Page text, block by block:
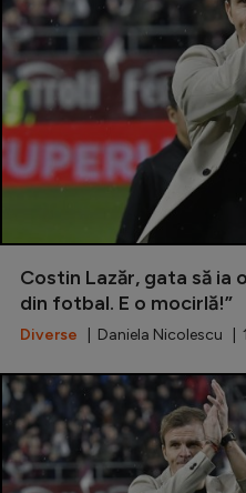
Costin Lazăr, gata să ia
din fotbal. E o mocirlă!”
Diverse | Daniela Nicolescu |